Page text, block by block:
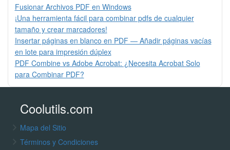
Fusionar Archivos PDF en Windows
¡Una herramienta fácil para combinar pdfs de cualquier
tamaño y crear marcadores!
Insertar páginas en blanco en PDF — Añadir páginas vacías
en lote para impresión dúplex
PDF Combine vs Adobe Acrobat: ¿Necesita Acrobat Solo
para Combinar PDF?
Coolutils.com
Mapa del Sitio
Términos y Condiciones